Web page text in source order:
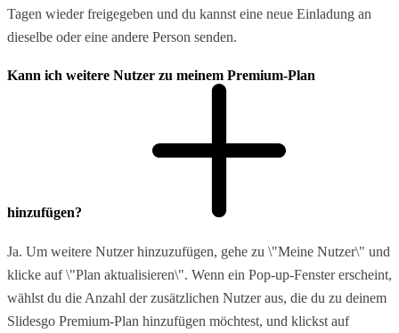
Tagen wieder freigegeben und du kannst eine neue Einladung an
dieselbe oder eine andere Person senden.
Kann ich weitere Nutzer zu meinem Premium-Plan
hinzufügen?
Ja. Um weitere Nutzer hinzuzufügen, gehe zu \"Meine Nutzer\" und
klicke auf \"Plan aktualisieren\". Wenn ein Pop-up-Fenster erscheint,
wählst du die Anzahl der zusätzlichen Nutzer aus, die du zu deinem
Slidesgo Premium-Plan hinzufügen möchtest, und klickst auf